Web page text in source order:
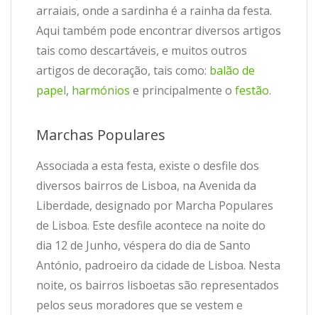
arraiais, onde a sardinha é a rainha da festa.
Aqui também pode encontrar diversos artigos
tais como descartáveis, e muitos outros
artigos de decoração, tais como: balão de
papel, harmónios e principalmente o festão.
Marchas Populares
Associada a esta festa, existe o desfile dos
diversos bairros de Lisboa, na Avenida da
Liberdade, designado por Marcha Populares
de Lisboa. Este desfile acontece na noite do
dia 12 de Junho, véspera do dia de Santo
António, padroeiro da cidade de Lisboa. Nesta
noite, os bairros lisboetas são representados
pelos seus moradores que se vestem e